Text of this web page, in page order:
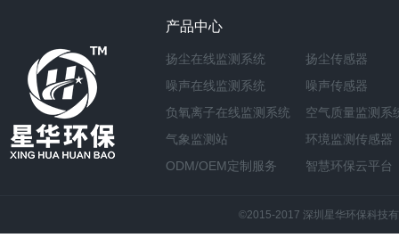
产品中心
扬尘在线监测系统
扬尘传感器
噪声在线监测系统
噪声传感器
负氧离子在线监测系统
空气质量监测系
气象监测站
环境监测传感器
ODM/OEM定制服务
智慧环保云平台
©2015-2017 深圳星华环保科技